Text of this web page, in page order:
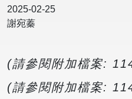
2025-02-25
謝宛蓁
(請參閱附加檔案:
(請參閱附加檔案: